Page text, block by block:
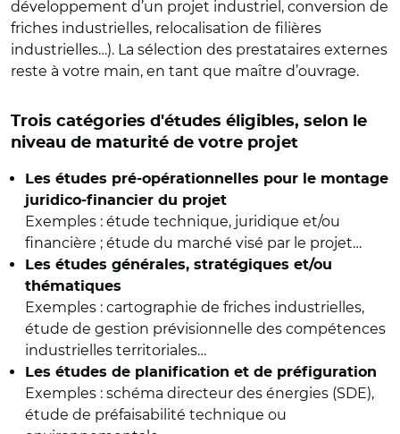
développement d’un projet industriel, conversion de
friches industrielles, relocalisation de filières
industrielles…). La sélection des prestataires externes
reste à votre main, en tant que maître d’ouvrage.
Trois catégories d'études éligibles, selon le
niveau de maturité de votre projet
Les études pré-opérationnelles pour le montage
juridico-financier du projet
Exemples : étude technique, juridique et/ou
financière ; étude du marché visé par le projet…
Les études générales, stratégiques et/ou
thématiques
Exemples : cartographie de friches industrielles,
étude de gestion prévisionnelle des compétences
industrielles territoriales…
Les études de planification et de préfiguration
Exemples : schéma directeur des énergies (SDE),
étude de préfaisabilité technique ou